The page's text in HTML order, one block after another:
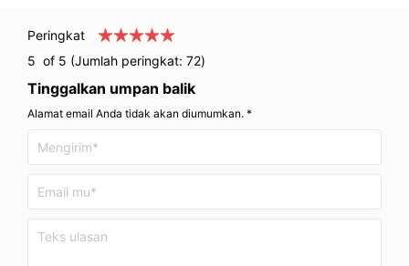
Peringkat
5 of 5 (Jumlah peringkat: 72)
Tinggalkan umpan balik
Alamat email Anda tidak akan diumumkan. *